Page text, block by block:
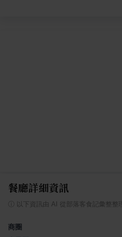
餐廳詳細資訊
ⓘ 以下資訊由 AI 從部落客食記彙整整理
商圈